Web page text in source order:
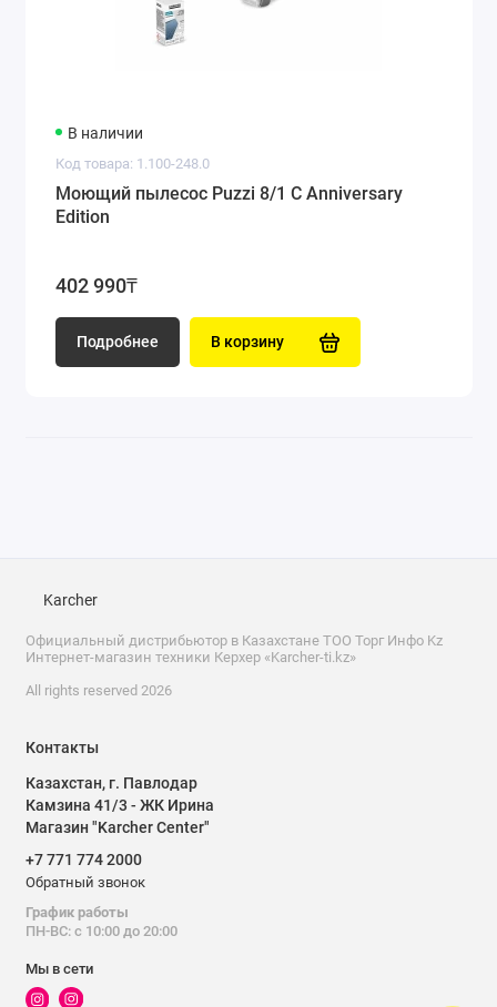
В наличии
Код товара: 1.100-248.0
Моющий пылесос Puzzi 8/1 C Anniversary
Edition
402 990₸
Подробнее В корзину
Karcher
Официальный дистрибьютор в Казахстане ТОО Торг Инфо Kz
Интернет-магазин техники Керхер «Karcher-ti.kz»
All rights reserved 2026
Контакты
Казахстан, г. Павлодар
Камзина 41/3 - ЖК Ирина
Магазин "Karcher Center"
+7 771 774 2000
Обратный звонок
График работы
ПН-ВС: с 10:00 до 20:00
Мы в сети